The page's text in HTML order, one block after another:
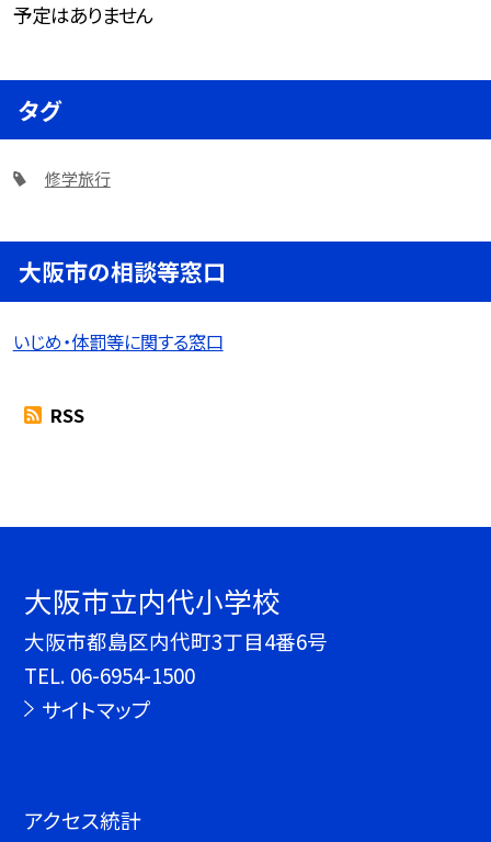
予定はありません
タグ
修学旅行
大阪市の相談等窓口
いじめ・体罰等に関する窓口
RSS
大阪市立内代小学校
大阪市都島区内代町3丁目4番6号
TEL. 06-6954-1500
サイトマップ
アクセス統計